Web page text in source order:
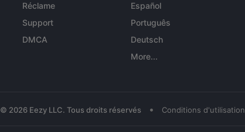
Réclame
Support
DMCA
Español
Português
Deutsch
More...
© 2026 Eezy LLC. Tous droits réservés • Conditions d'utilisation